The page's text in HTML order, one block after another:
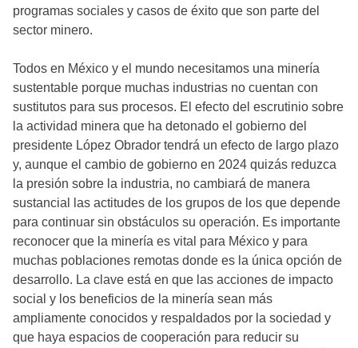
programas sociales y casos de éxito que son parte del
sector minero.
Todos en México y el mundo necesitamos una minería
sustentable porque muchas industrias no cuentan con
sustitutos para sus procesos. El efecto del escrutinio sobre
la actividad minera que ha detonado el gobierno del
presidente López Obrador tendrá un efecto de largo plazo
y, aunque el cambio de gobierno en 2024 quizás reduzca
la presión sobre la industria, no cambiará de manera
sustancial las actitudes de los grupos de los que depende
para continuar sin obstáculos su operación. Es importante
reconocer que la minería es vital para México y para
muchas poblaciones remotas donde es la única opción de
desarrollo. La clave está en que las acciones de impacto
social y los beneficios de la minería sean más
ampliamente conocidos y respaldados por la sociedad y
que haya espacios de cooperación para reducir su